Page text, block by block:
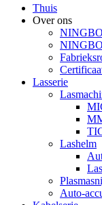
Thuis
Over ons
Lasserie
Lashelm
Auto-